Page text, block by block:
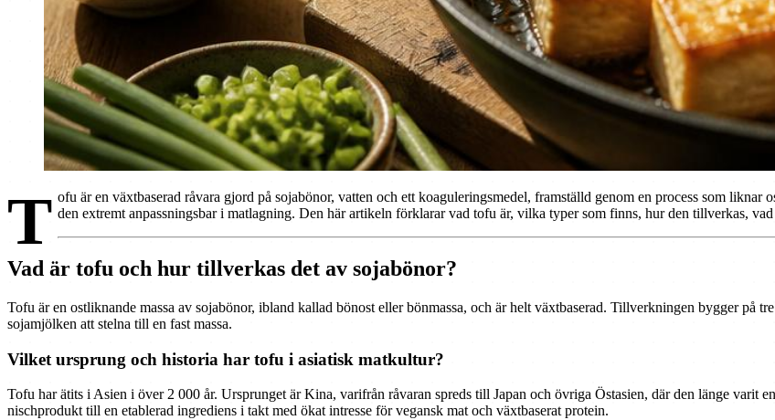
T ofu är en växtbaserad råvara gjord på sojabönor, vatten och ett koaguleringsmedel, framställd genom en process som
den extremt anpassningsbar i matlagning. Den här artikeln förklarar vad tofu är, vilka typer som finns, hur den tillverkas,
Vad är tofu och hur tillverkas det av sojabönor?
Tofu är en ostliknande massa av sojabönor, ibland kallad bönost eller bönmassa, och är helt växtbaserad. Tillverkningen bygger på
sojamjölken att stelna till en fast massa.
Vilket ursprung och historia har tofu i asiatisk matkultur?
Tofu har ätits i Asien i över 2 000 år. Ursprunget är Kina, varifrån råvaran spreds till Japan och övriga Östasien, där den länge varit
nischprodukt till en etablerad ingrediens i takt med ökat intresse för vegansk mat och växtbaserat protein.